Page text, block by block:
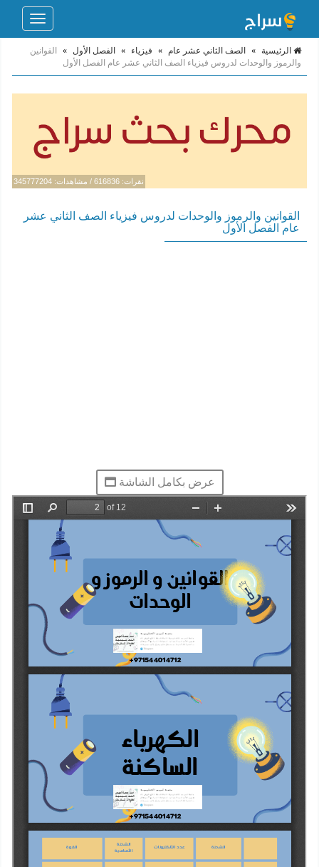
Toggle
الرئيسية » الصف الثاني عشر عام » فيزياء » الفصل الأول »
القوانين
والرموز والوحدات لدروس فيزياء الصف الثاني عشر عام الفصل الأول
نقرات: 616836 / مشاهدات: 345777204
القوانين والرموز والوحدات لدروس فيزياء الصف الثاني عشر
عام الفصل الأول
عرض بكامل الشاشة